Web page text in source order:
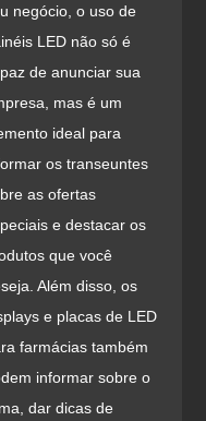
negócio, o uso de
LED não só é
de anunciar sua
mas é um
ideal para
os transeuntes
as ofertas
e destacar os
que você
Além disso, os
e placas de LED
farmácias também
informar sobre o
dar dicas de